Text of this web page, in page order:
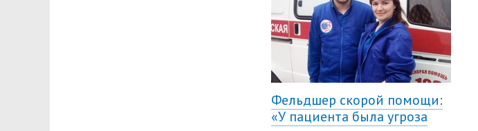
Фельдшер скорой помощи:
«У пациента была угроза